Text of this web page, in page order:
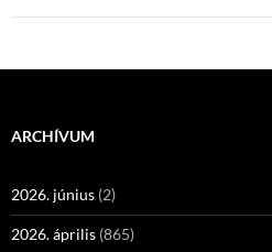
ARCHÍVUM
2026. június (2)
2026. április (865)